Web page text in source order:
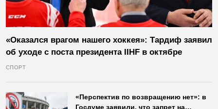
«Оказался врагом нашего хоккея»: Тардиф заявил
об уходе с поста президента IIHF в октябре
СПОРТ
«Перспектив по возвращению нет»: в
Госдуме заявили, что запрет на